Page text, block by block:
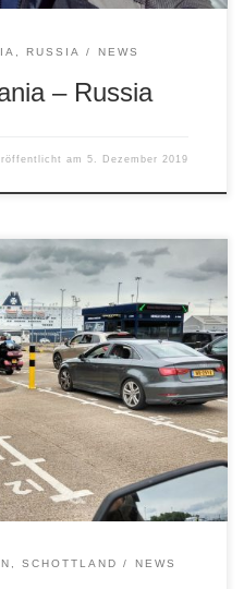
RUSSIA NEWS
– Russia
am5. Dezember 2019
heil, aber guter Laune.
Aviator wird hier in Kürze
Abenteuer
SCHOTTLAND NEWS